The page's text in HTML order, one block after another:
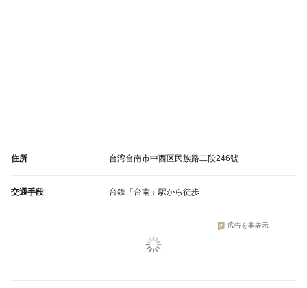
住所 台湾台南市中西区民族路二段246號
交通手段 台鉄「台南」駅から徒歩
広告を非表示